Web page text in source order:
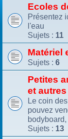
Ecoles
Présentez
l'eau
Sujets : 11
Matériel
Sujets : 6
Petites
et autres
Le coin
pouvez
bodyboard,
Sujets : 13